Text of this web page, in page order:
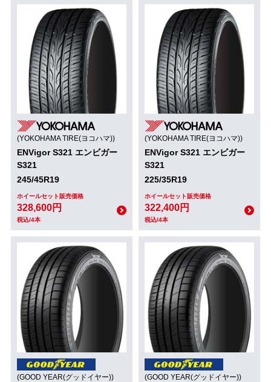
(YOKOHAMA TIRE(ヨコハマ))
ENVigor S321 エンビガー
S321
245/45R19
ホイールセット販売価格
328,600円
税込/4本
(YOKOHAMA TIRE(ヨコハマ))
ENVigor S321 エンビガー
S321
225/35R19
ホイールセット販売価格
322,400円
税込/4本
(GOOD YEAR(グッドイヤー)) (GOOD YEAR(グッドイヤー))